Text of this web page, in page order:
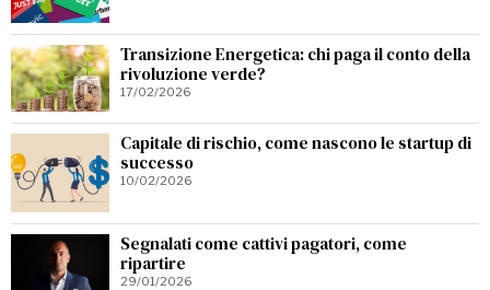
Transizione Energetica: chi paga il conto della
rivoluzione verde?
17/02/2026
Capitale di rischio, come nascono le startup di
successo
10/02/2026
Segnalati come cattivi pagatori, come
ripartire
29/01/2026